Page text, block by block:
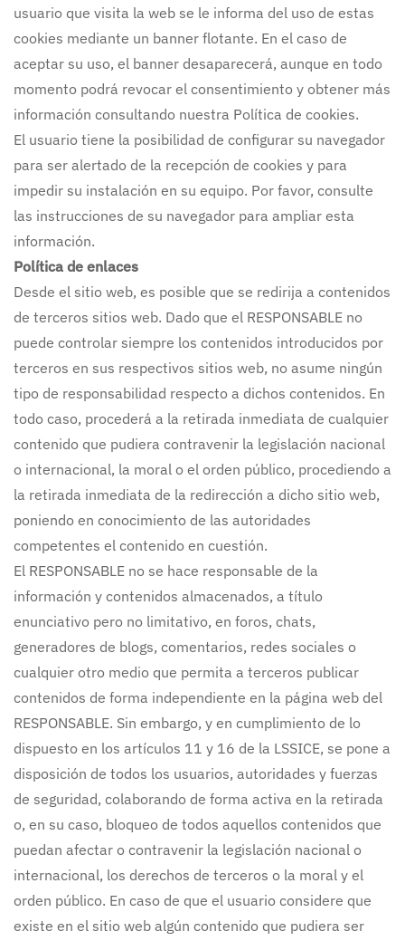
usuario que visita la web se le informa del uso de estas
cookies mediante un banner flotante. En el caso de
aceptar su uso, el banner desaparecerá, aunque en todo
momento podrá revocar el consentimiento y obtener más
información consultando nuestra Política de cookies.
El usuario tiene la posibilidad de configurar su navegador
para ser alertado de la recepción de cookies y para
impedir su instalación en su equipo. Por favor, consulte
las instrucciones de su navegador para ampliar esta
información.
Política de enlaces
Desde el sitio web, es posible que se redirija a contenidos
de terceros sitios web. Dado que el RESPONSABLE no
puede controlar siempre los contenidos introducidos por
terceros en sus respectivos sitios web, no asume ningún
tipo de responsabilidad respecto a dichos contenidos. En
todo caso, procederá a la retirada inmediata de cualquier
contenido que pudiera contravenir la legislación nacional
o internacional, la moral o el orden público, procediendo a
la retirada inmediata de la redirección a dicho sitio web,
poniendo en conocimiento de las autoridades
competentes el contenido en cuestión.
El RESPONSABLE no se hace responsable de la
información y contenidos almacenados, a título
enunciativo pero no limitativo, en foros, chats,
generadores de blogs, comentarios, redes sociales o
cualquier otro medio que permita a terceros publicar
contenidos de forma independiente en la página web del
RESPONSABLE. Sin embargo, y en cumplimiento de lo
dispuesto en los artículos 11 y 16 de la LSSICE, se pone a
disposición de todos los usuarios, autoridades y fuerzas
de seguridad, colaborando de forma activa en la retirada
o, en su caso, bloqueo de todos aquellos contenidos que
puedan afectar o contravenir la legislación nacional o
internacional, los derechos de terceros o la moral y el
orden público. En caso de que el usuario considere que
existe en el sitio web algún contenido que pudiera ser